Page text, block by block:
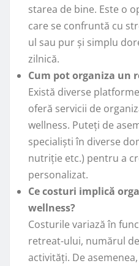
starea de bine. Este o
care se confruntă cu
ul sau pur și simplu
zilnică.
Cum pot organiza un
Există diverse
oferă servicii de
wellness. Puteți de
specialiști în diverse
nutriție etc.) pentru a
personalizat.
Ce costuri implică
wellness?
Costurile variază în
retreat-ului, numărul
activități. De